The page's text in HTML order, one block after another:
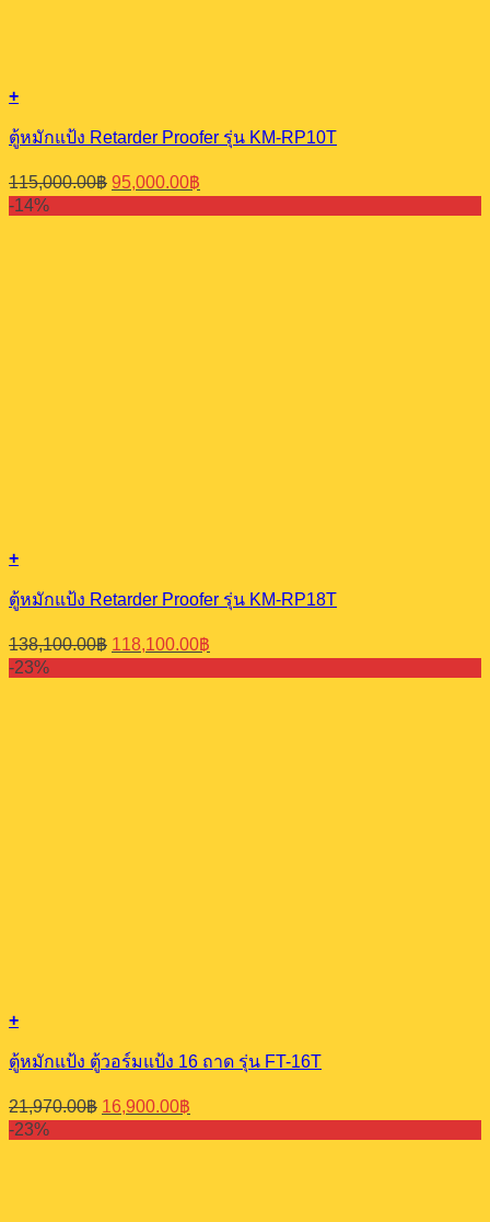
+
ตู้หมักแป้ง Retarder Proofer รุ่น KM-RP10T
115,000.00฿ Original
price
was:
95,000.00฿
price
is:
-14%
+
ตู้หมักแป้ง Retarder Proofer รุ่น KM-RP18T
138,100.00฿ Original
price
was:
118,100.00฿
price
is:
-23%
+
ตู้หมักแป้ง ตู้วอร์มแป้ง 16 ถาด รุ่น FT-16T
21,970.00฿ Original
price
was:
16,900.00฿
price
is:
-23%